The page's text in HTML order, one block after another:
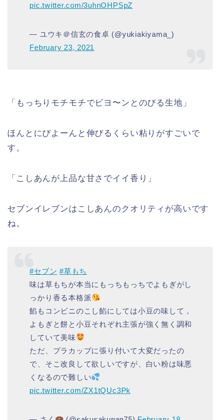
pic.twitter.com/3uhnOHPSpZ
— ユウキ＠信玄の食卓 (@yukiakiyama_)
February 23, 2021
「もっちりモチモチでビヨ〜ンとのびる生地」
ほんとにびよーんと伸びるくらい粘りがすごいで
す。
「こしあんが上品な甘さでイイ香り」
セブンイレブンはこしあんのクオリティが高いです
ね。
#セブン #草もち
味は草もちが本当にもっちもっちでよもぎがし
っかり香る本格派
餡もコンビニのこし餡にしては小豆の味して，
よもぎと餅と小豆それぞれ主張が強く無く調和
していて美味
ただ、プラカップに張り付いて大変だったの
で、そこ改良して欲しいですが、白い粉は味悪
くなるので難しい
pic.twitter.com/ZX1tQUc3Pk